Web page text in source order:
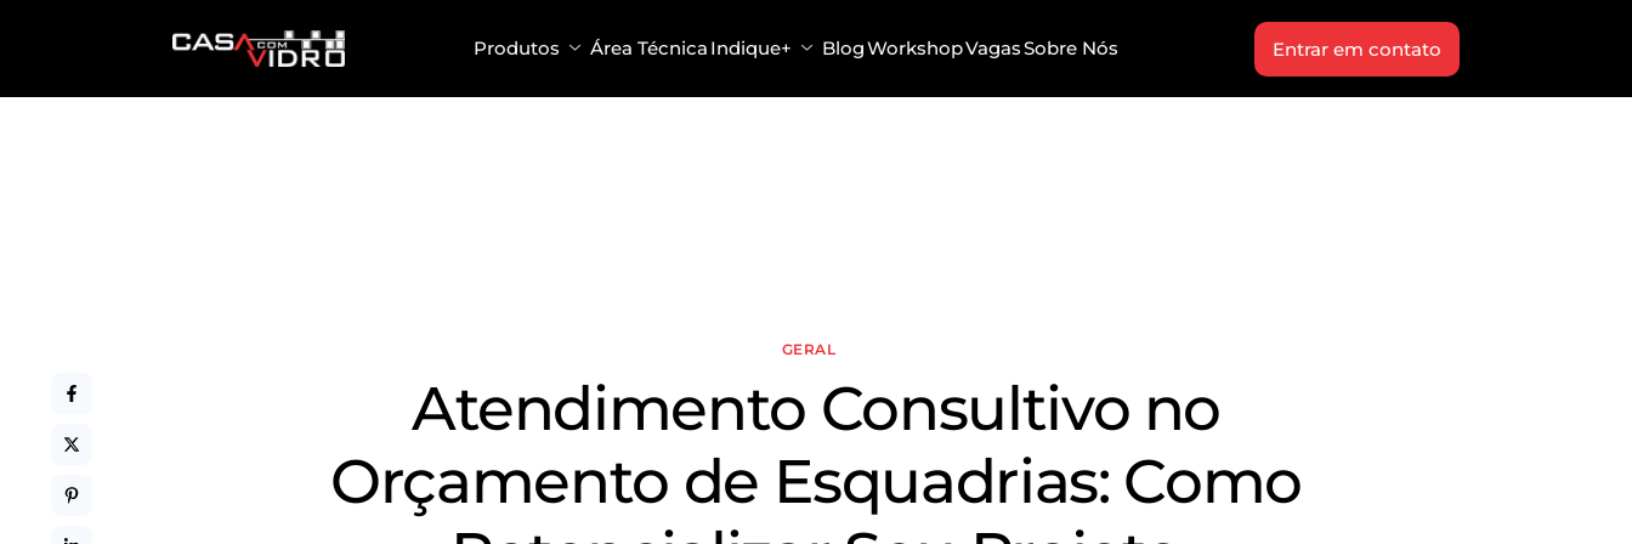
Produtos Área Técnica Indique+ BlogWorkshopVagasSobre Nós Entrar em contato
GERAL
Atendimento Consultivo no
Orçamento de Esquadrias: Como